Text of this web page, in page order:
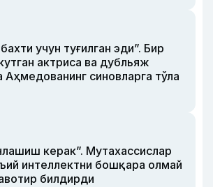
учун туғилган эди”. Бир
актриса ва дубльяж
синовларга тўла
керак”. Мутахассислар
интеллектни бошқара олмай
билдирди